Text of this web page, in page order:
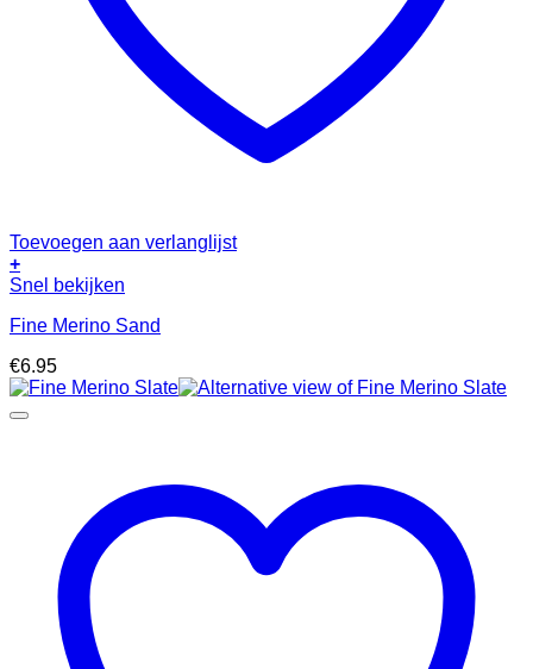
Toevoegen aan verlanglijst
+
Snel bekijken
Fine Merino Sand
€6.95